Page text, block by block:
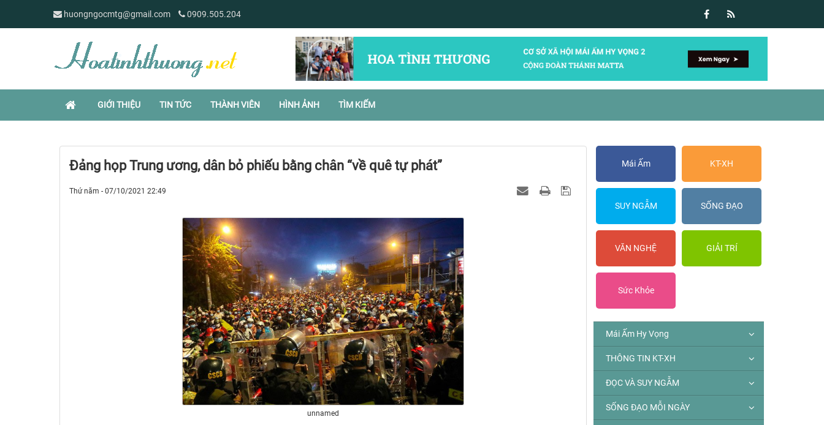
huongngocmtg@gmail.com 0909.505.204
GIỚI THIỆU TIN TỨC THÀNH VIÊN HÌNH ẢNH TÌM KIẾM
Đảng họp Trung ương, dân bỏ phiếu bằng chân “về quê tự phát”
Thứ năm - 07/10/2021 22:49
unnamed
Mái Ấm KT-XH
SUY NGẪM SỐNG ĐẠO
VĂN NGHỆ GIẢI TRÍ
Sức Khỏe
Mái Ấm Hy Vọng
THÔNG TIN KT-XH
ĐỌC VÀ SUY NGẪM
SỐNG ĐẠO MỖI NGÀY